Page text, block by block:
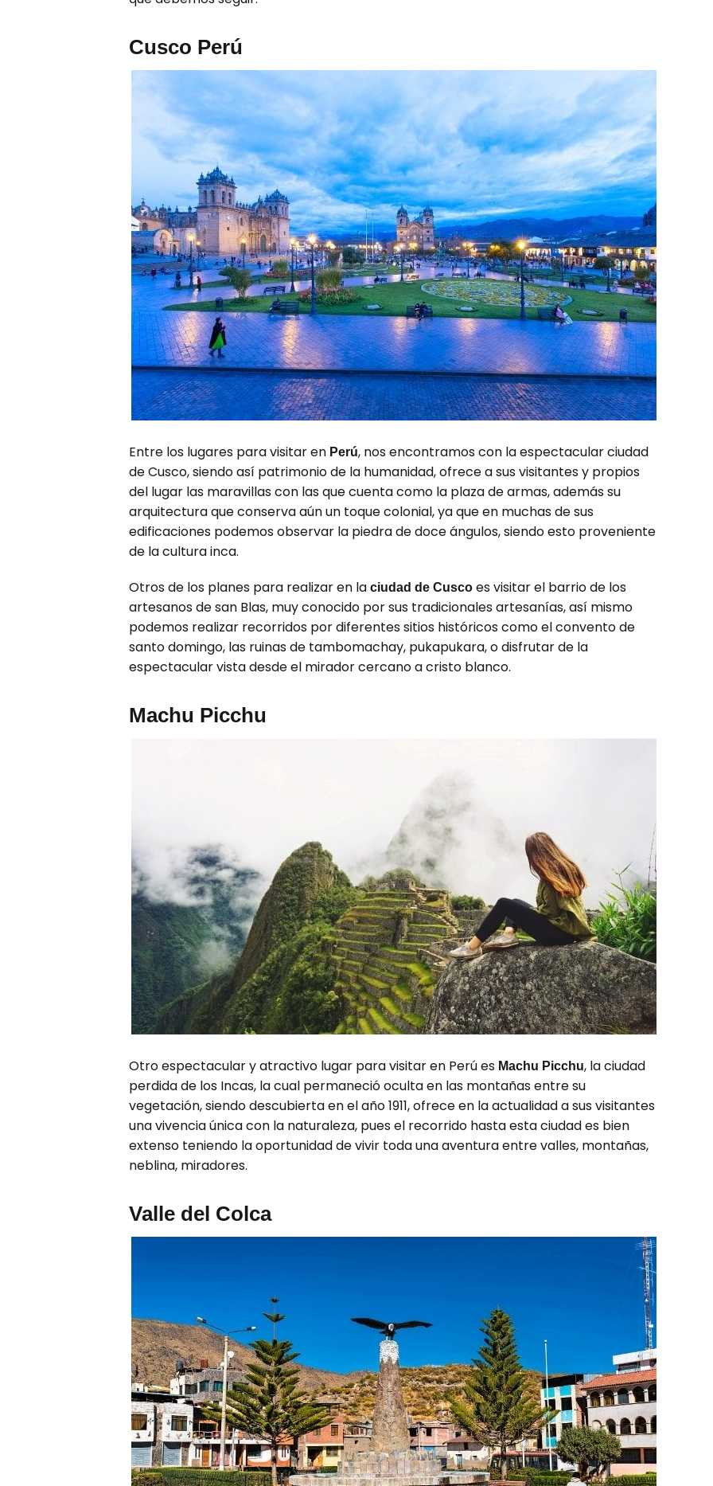
Cusco Perú
Entre los lugares para visitar en Perú, nos encontramos con la espectacular ciudad
de Cusco, siendo así patrimonio de la humanidad, ofrece a sus visitantes y propios
del lugar las maravillas con las que cuenta como la plaza de armas, además su
arquitectura que conserva aún un toque colonial, ya que en muchas de sus
edificaciones podemos observar la piedra de doce ángulos, siendo esto proveniente
de la cultura inca.
Otros de los planes para realizar en la ciudad de Cusco es visitar el barrio de los
artesanos de san Blas, muy conocido por sus tradicionales artesanías, así mismo
podemos realizar recorridos por diferentes sitios históricos como el convento de
santo domingo, las ruinas de tambomachay, pukapukara, o disfrutar de la
espectacular vista desde el mirador cercano a cristo blanco.
Machu Picchu
Otro espectacular y atractivo lugar para visitar en Perú es Machu Picchu, la ciudad
perdida de los Incas, la cual permaneció oculta en las montañas entre su
vegetación, siendo descubierta en el año 1911, ofrece en la actualidad a sus visitantes
una vivencia única con la naturaleza, pues el recorrido hasta esta ciudad es bien
extenso teniendo la oportunidad de vivir toda una aventura entre valles, montañas,
neblina, miradores.
Valle del Colca